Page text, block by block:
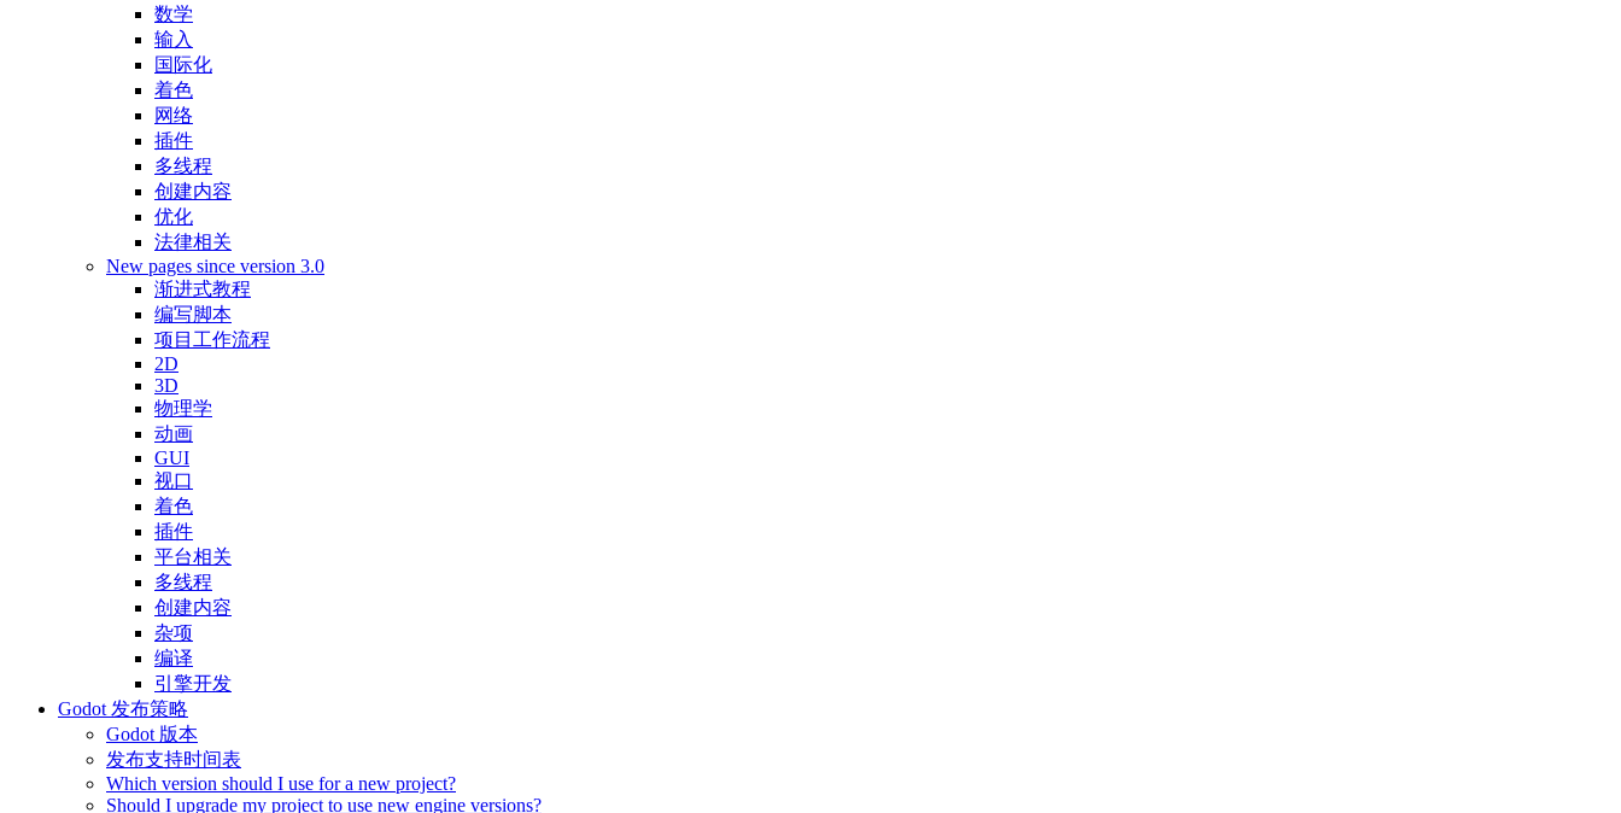
数学
输入
国际化
着色
网络
插件
多线程
创建内容
优化
法律相关
New pages since version 3.0
渐进式教程
编写脚本
项目工作流程
2D
3D
物理学
动画
GUI
视口
着色
插件
平台相关
多线程
创建内容
杂项
编译
引擎开发
Godot 发布策略
Godot 版本
发布支持时间表
Which version should I use for a new project?
Should I upgrade my project to use new engine versions?